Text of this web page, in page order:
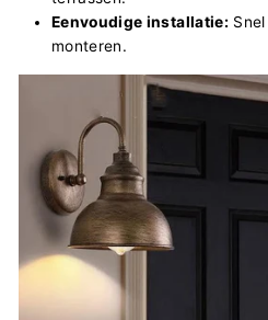
Eenvoudige installatie:Snel
monteren.